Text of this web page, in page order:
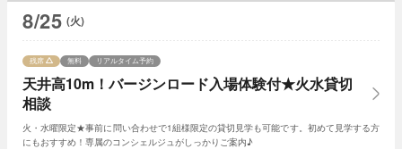
8/25 (火)
天井高10m！バージンロード入場体験付★火水貸切
相談
残席 無料 リアルタイム予約
火・水曜限定★事前に問い合わせで1組様限定の貸切見学も可能です。初めて見学する方
にもおすすめ！専属のコンシェルジュがしっかりご案内♪